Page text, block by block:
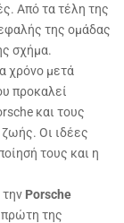
Από τα τέλη της
της ομάδας
σχήμα.
χρόνο μετά
προκαλεί
και τους
Οι ιδέες
τους και η
Porsche
της